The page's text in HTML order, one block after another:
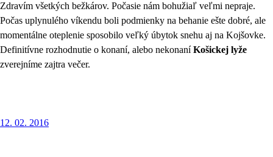
Zdravím všetkých bežkárov. Počasie nám bohužiaľ veľmi nepraje.
Počas uplynulého víkendu boli podmienky na behanie ešte dobré, ale
momentálne oteplenie sposobilo veľký úbytok snehu aj na Kojšovke.
Definitívne rozhodnutie o konaní, alebo nekonaníKošickej lyže
zverejníme zajtra večer.
12. 02. 2016